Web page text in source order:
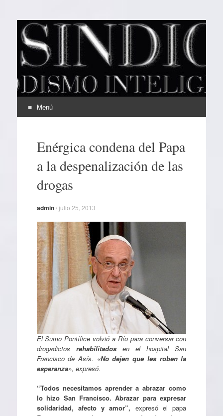
EL SINDICAL
Periodismo Inteligente
Menú
contenidoEnérgica condena del Papa
a la despenalización de las
drogas
admin/julio 25, 2013
El Sumo Pontífice volvió a Río para conversar con
drogadictos rehabilitadosen el hospital San
Francisco de Asís. «No dejen que les roben la
esperanza», expresó.
“Todos necesitamos aprender a abrazar como
lo hizo San Francisco. Abrazar para expresar
solidaridad, afecto y amor”, expresó el papa